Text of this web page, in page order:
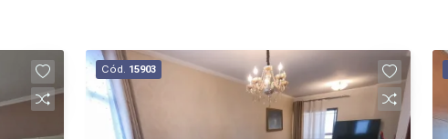
Cód. 15903